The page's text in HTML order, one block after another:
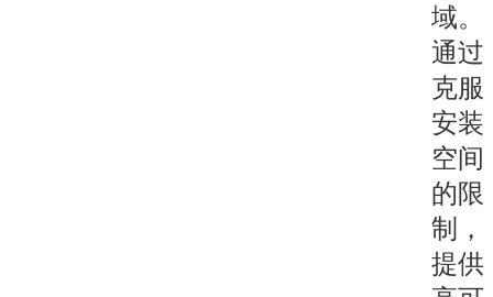
域。
通过
克服
安装
空间
的限
制，
提供